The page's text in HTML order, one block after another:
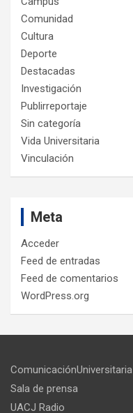
Comunidad
Cultura
Deporte
Destacadas
Investigación
Publirreportaje
Sin categoría
Vida Universitaria
Vinculación
Meta
Acceder
Feed de entradas
Feed de comentarios
WordPress.org
ComunicaciónUniversitaria
Sala de prensa
UACJ Radio